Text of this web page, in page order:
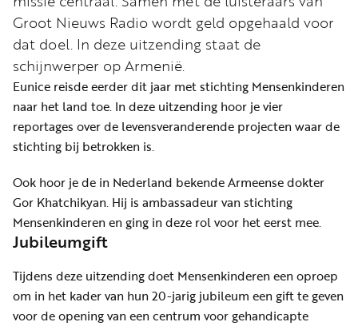
Groot Nieuws Radio wordt geld opgehaald voor
dat doel. In deze uitzending staat de
schijnwerper op Armenië.
Eunice reisde eerder dit jaar met stichting Mensenkinderen
naar het land toe. In deze uitzending hoor je vier
reportages over de levensveranderende projecten waar de
stichting bij betrokken is.
Ook hoor je de in Nederland bekende Armeense dokter
Gor Khatchikyan. Hij is ambassadeur van stichting
Mensenkinderen en ging in deze rol voor het eerst mee.
Jubileumgift
Tijdens deze uitzending doet Mensenkinderen een oproep
om in het kader van hun 20-jarig jubileum een gift te geven
voor de opening van een centrum voor gehandicapte
Adverteren
Winkel
Privacy
reglement
Algemene
voorwaarden